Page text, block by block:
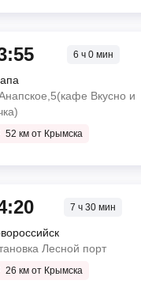
6 ч 0 мин
Вкусно и
52 км от Крымска
7 ч 30 мин
Лесной порт
26 км от Крымска